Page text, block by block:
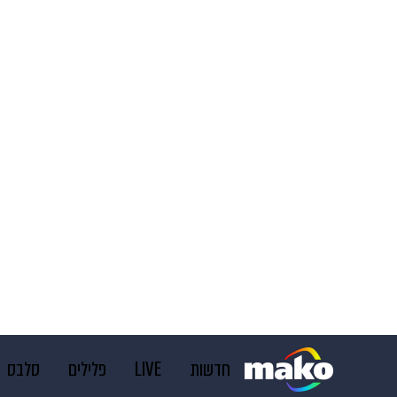
חדשות LIVE פלילים סלבס